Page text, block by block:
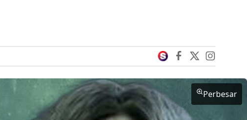
Perbesar